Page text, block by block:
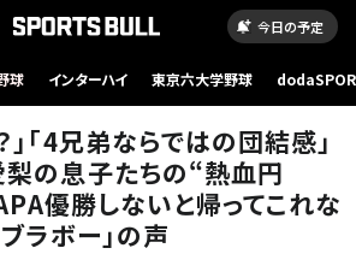
今日の予定
球 インターハイ 東京六大学野球
｣｢4兄弟ならではの団結感｣
の息子たちの“熱血円
優勝しないと帰ってこれな
ラボー｣の声